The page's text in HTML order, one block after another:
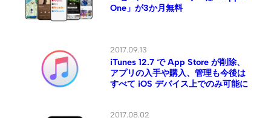
One」が3か月無料
2017.09.13
iTunes 12.7 で App Store が削除、
アプリの入手や購入、管理も今後は
すべて iOS デバイス上でのみ可能に
2017.08.02